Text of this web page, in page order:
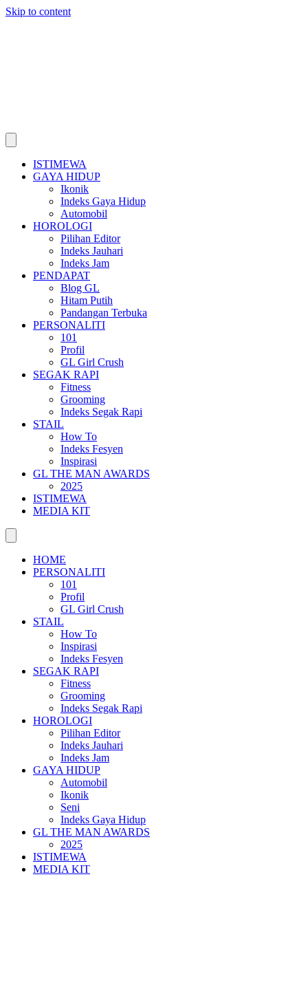
Skip to content
ISTIMEWA
GAYA HIDUP
Ikonik
Indeks Gaya Hidup
Automobil
HOROLOGI
Pilihan Editor
Indeks Jauhari
Indeks Jam
PENDAPAT
Blog GL
Hitam Putih
Pandangan Terbuka
PERSONALITI
101
Profil
GL Girl Crush
SEGAK RAPI
Fitness
Grooming
Indeks Segak Rapi
STAIL
How To
Indeks Fesyen
Inspirasi
GL THE MAN AWARDS
2025
ISTIMEWA
MEDIA KIT
HOME
PERSONALITI
101
Profil
GL Girl Crush
STAIL
How To
Inspirasi
Indeks Fesyen
SEGAK RAPI
Fitness
Grooming
Indeks Segak Rapi
HOROLOGI
Pilihan Editor
Indeks Jauhari
Indeks Jam
GAYA HIDUP
Automobil
Ikonik
Seni
Indeks Gaya Hidup
GL THE MAN AWARDS
2025
ISTIMEWA
MEDIA KIT